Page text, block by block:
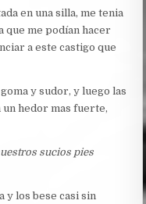
en una silla, me tenia
que me podían hacer
a este castigo que
y sudor, y luego las
un hedor mas fuerte,
sucios pies
y los bese casi sin